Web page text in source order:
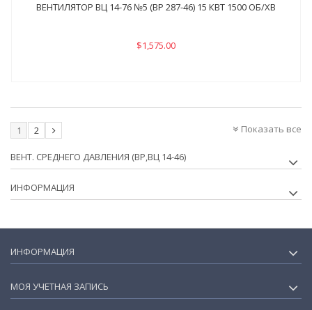
ВЕНТИЛЯТОР ВЦ 14-76 №5 (ВР 287-46) 15 КВТ 1500 ОБ/ХВ
$1,575.00
Показать все
1 2
ВЕНТ. СРЕДНЕГО ДАВЛЕНИЯ (ВР,ВЦ 14-46)
ИНФОРМАЦИЯ
ИНФОРМАЦИЯ
МОЯ УЧЕТНАЯ ЗАПИСЬ